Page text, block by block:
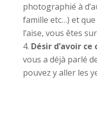
photographié à
famille etc…) et
l’aise, vous êtes
Désir d’avoir ce
vous a déjà parlé
pouvez y aller les